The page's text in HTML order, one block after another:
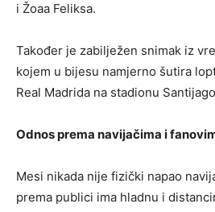
i Žoaa Feliksa.
Također je zabilježen snimak iz
kojem u bijesu namjerno šutira
Real Madrida na stadionu
Odnos prema navijačima i
Mesi nikada nije fizički napao
prema publici ima hladnu i